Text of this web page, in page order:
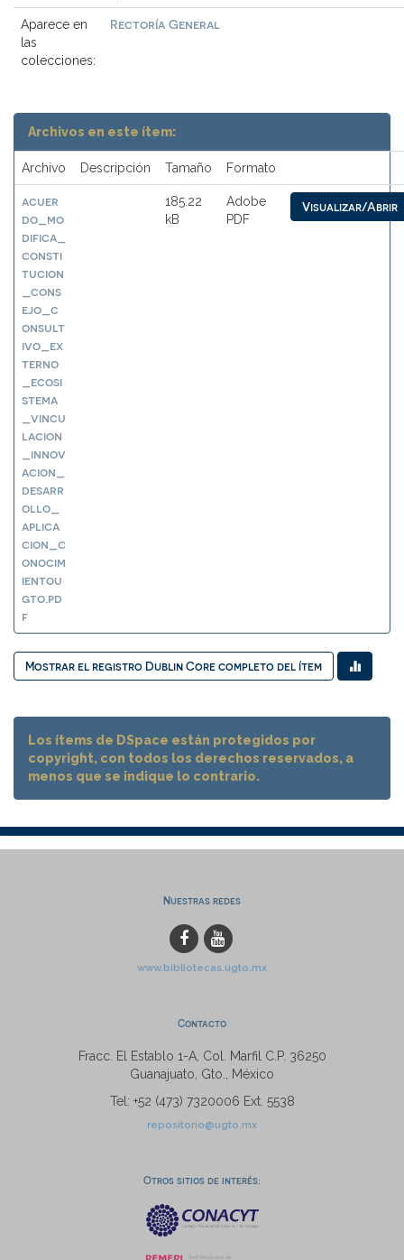
Aparece en
las
colecciones:
Rectoría General
Archivos en este ítem:
Archivo Descripción Tamaño Formato
acuer
do_mo
difica_
consti
tucion
_cons
ejo_c
onsult
ivo_ex
terno
_ecosi
stema
_vincu
lacion
_innov
acion_
desarr
ollo_
aplica
cion_c
onocim
ientou
gto.pd
f
185.22
kB
Adobe
PDF
Visualizar/Abrir
Mostrar el registro Dublin Core completo del ítem
Los ítems de DSpace están protegidos por
copyright, con todos los derechos reservados, a
menos que se indique lo contrario.
Nuestras redes
www.bibliotecas.ugto.mx
Contacto
Fracc. El Establo 1-A, Col. Marfil C.P. 36250
Guanajuato, Gto., México
Tel: +52 (473) 7320006 Ext. 5538
repositorio@ugto.mx
Otros sitios de interés: